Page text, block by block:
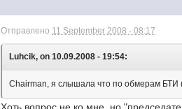
Отправлено 11 September 2008 - 08:17
Luhcik, on 10.09.2008 - 19:54:
Chairman, я слышала что по обмерам БТИ